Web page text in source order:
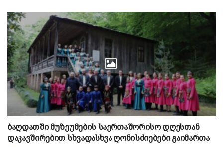
ბაღდათში მუზეუმების საერთაშორისო დღესთან
დაკავშირებით სხვადასხვა ღონისძიებები გაიმართა